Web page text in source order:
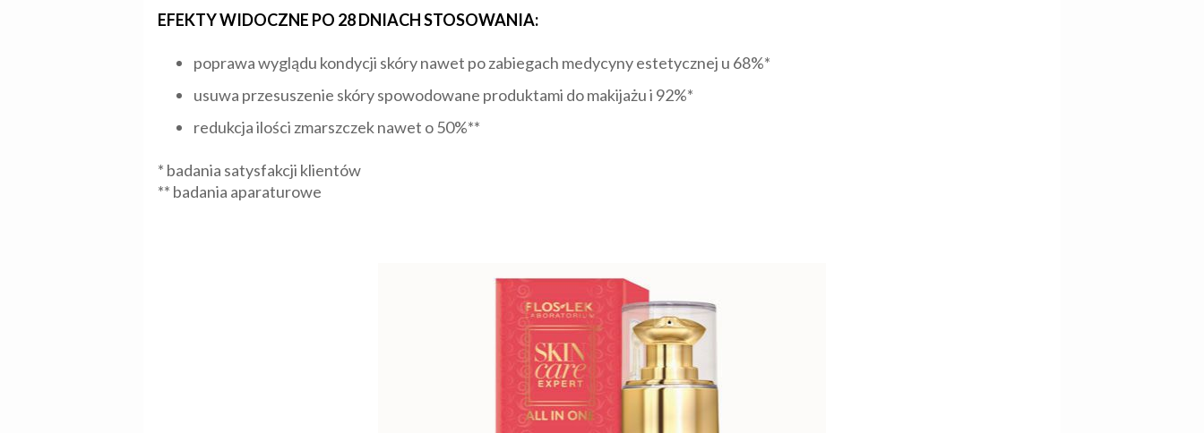
EFEKTY WIDOCZNE PO 28 DNIACH STOSOWANIA:
poprawa wyglądu kondycji skóry nawet po zabiegach medycyny estetycznej u 68%*
usuwa przesuszenie skóry spowodowane produktami do makijażu i 92%*
redukcja ilości zmarszczek nawet o 50%**
* badania satysfakcji klientów
** badania aparaturowe